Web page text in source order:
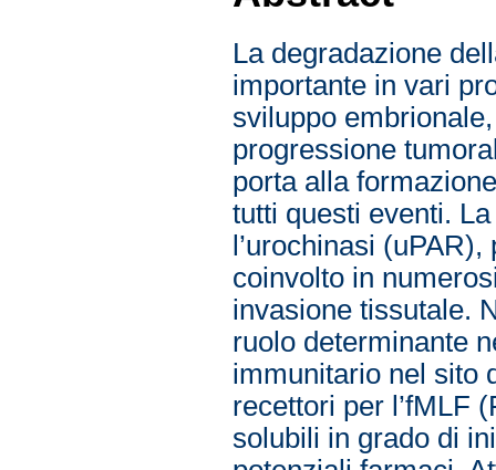
La degradazione
importante in vari
sviluppo
progressione
porta alla
tutti questi eventi.
l’urochinasi
coinvolto in
invasione tissutale.
ruolo determinante
immunitario nel sito
recettori per l’fMLF
solubili in grado di